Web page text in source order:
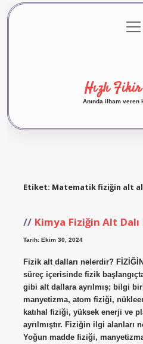
Gizlilik
aç
Hızlı Fikir
Anında ilham veren
Etiket: Matematik fiziğin alt
Kimya Fiziğin Alt Dalı
Tarih: Ekim 30, 2024
Fizik alt dalları nelerdir?
süreç içerisinde fizik
gibi alt dallara ayrılmış; bilgi
manyetizma, atom fiziği,
katıhal fiziği, yüksek enerji ve
ayrılmıştır. Fiziğin ilgi alanları
Yoğun madde fiziği,